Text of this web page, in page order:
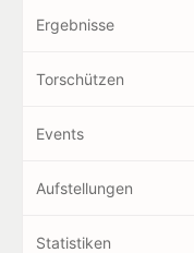
Ergebnisse
Torschützen
Events
Aufstellungen
Statistiken